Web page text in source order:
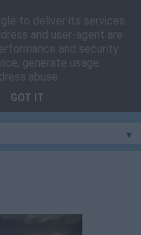
com a ilha
do Pico
▼
to deliver its services
and user-agent are
and security
generate usage
abuse.
GOT IT